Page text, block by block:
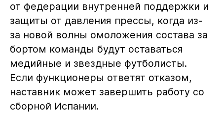
от федерации внутренней поддержки и
защиты от давления прессы, когда из-
за новой волны омоложения состава за
бортом команды будут оставаться
медийные и звездные футболисты.
Если функционеры ответят отказом,
наставник может завершить работу со
сборной Испании.